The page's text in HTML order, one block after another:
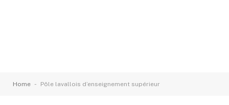
Home - Pôle lavallois d’enseignement supérieur